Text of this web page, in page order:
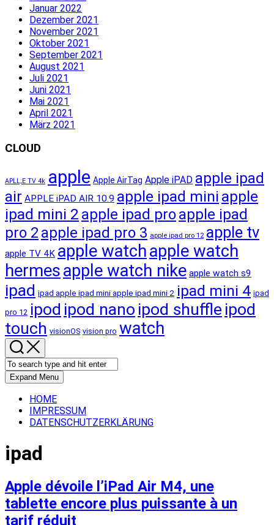
Januar 2022
Dezember 2021
November 2021
Oktober 2021
September 2021
August 2021
Juli 2021
Juni 2021
Mai 2021
April 2021
März 2021
CLOUD
APLL;E TV 4k apple Apple AirTag Apple iPAD apple ipad
air APPLE iPAD AIR 10.9 apple ipad mini apple
ipad mini 2 apple ipad proapple ipad
pro 2 apple ipad pro 3 apple ipad pro 12 apple tv
apple TV 4K apple watchapple watch
hermesapple watch nike apple watch s9
ipad ipad apple ipad mini apple ipad mini 2 ipad mini 4 ipad
pro 12 ipod ipod nano ipod shuffle ipod
touch visionOS vision pro watch
Expand Menu
HOME
IMPRESSUM
DATENSCHUTZERKLÄRUNG
ipad
Apple dévoile l’iPad Air M4, une
tablette encore plus puissante à un
tarif réduit